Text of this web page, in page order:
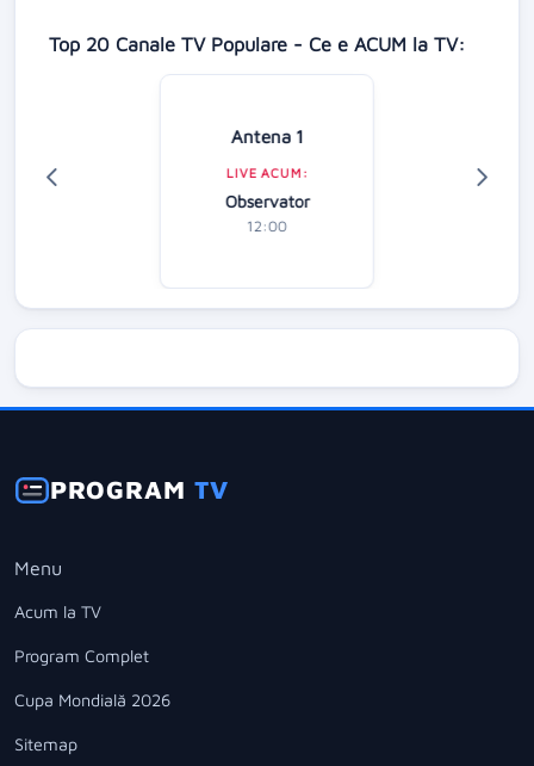
Top 20 Canale TV Populare - Ce e ACUM la TV:
Antena 1
LIVE ACUM:
Observator
12:00
PROGRAMTV
Menu
Acum la TV
Program Complet
Cupa Mondială 2026
Sitemap